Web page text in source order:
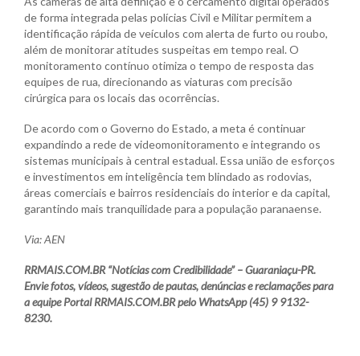
de forma integrada pelas polícias Civil e Militar permitem a
identificação rápida de veículos com alerta de furto ou roubo,
além de monitorar atitudes suspeitas em tempo real. O
monitoramento contínuo otimiza o tempo de resposta das
equipes de rua, direcionando as viaturas com precisão
cirúrgica para os locais das ocorrências.
De acordo com o Governo do Estado, a meta é continuar
expandindo a rede de videomonitoramento e integrando os
sistemas municipais à central estadual. Essa união de esforços
e investimentos em inteligência tem blindado as rodovias,
áreas comerciais e bairros residenciais do interior e da capital,
garantindo mais tranquilidade para a população paranaense.
Via: AEN
RRMAIS.COM.BR “Notícias com Credibilidade” – Guaraniaçu-PR.
Envie fotos, vídeos, sugestão de pautas, denúncias e reclamações para
a equipe Portal RRMAIS.COM.BR pelo WhatsApp (45) 9 9132-
8230.